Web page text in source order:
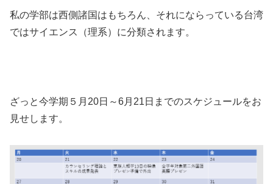
私の学部は西側諸国はもちろん、それにならっている台湾
ではサイエンス（理系）に分類されます。
ざっと今学期５月20日～6月21日までのスケジュールをお
見せします。